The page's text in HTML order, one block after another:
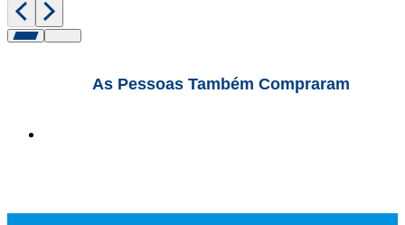
As Pessoas Também Compraram